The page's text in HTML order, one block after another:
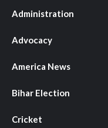
Administration
Advocacy
America News
Bihar Election
Cricket